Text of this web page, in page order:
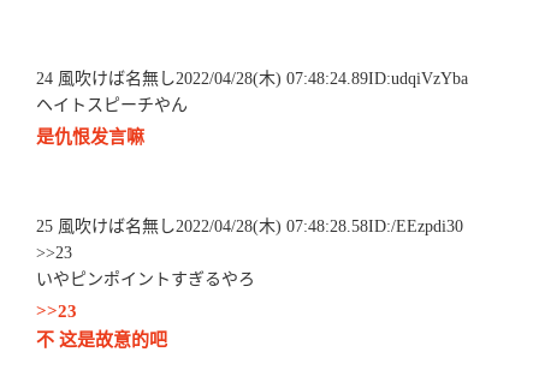
24 風吹けば名無し2022/04/28(木) 07:48:24.89ID:udqiVzYba
ヘイトスピーチやん
是仇恨发言嘛
25 風吹けば名無し2022/04/28(木) 07:48:28.58ID:/EEzpdi30
>>23
いやピンポイントすぎるやろ
>>23
不 这是故意的吧